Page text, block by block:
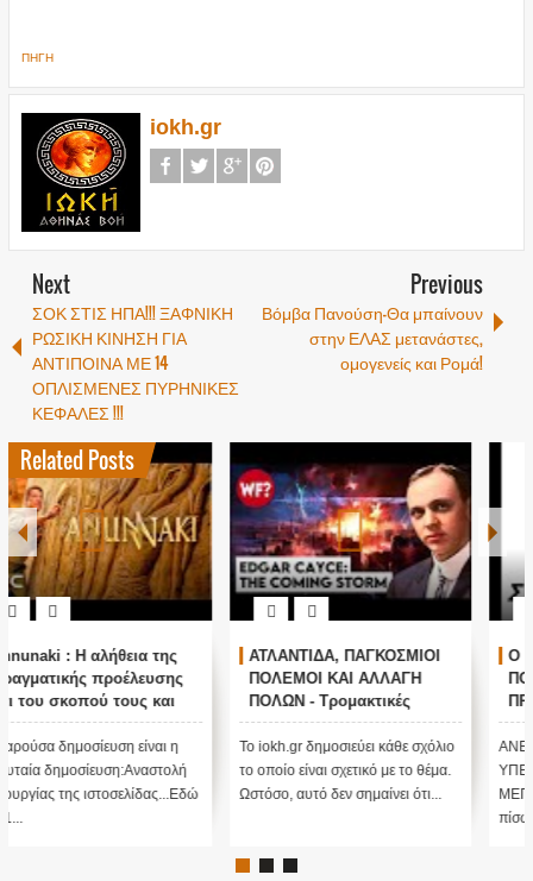
ΠΗΓΗ
iokh.gr
Next
ΣΟΚ ΣΤΙΣ ΗΠΑ!!! ΞΑΦΝΙΚΗ
ΡΩΣΙΚΗ ΚΙΝΗΣΗ ΓΙΑ
ΑΝΤΙΠΟΙΝΑ ΜΕ 14
ΟΠΛΙΣΜΕΝΕΣ ΠΥΡΗΝΙΚΕΣ
ΚΕΦΑΛΕΣ !!!
Previous
Βόμβα Πανούση-Θα μπαίνουν
στην ΕΛΑΣ μετανάστες,
ομογενείς και Ρομά!
Related Posts
Ο ΟΜΗΡΟΣ ΠΙΣΤΕΥΕΙ ΣΤΟΝ
ΠΟΥΤΙΝ ; ΑΝΕΞΗΓΗΤΗ
ΠΡΟΠΑΓΑΝΔΑ ΥΠΕΡ ΤΟΥ
ΠΟΥΤΙΝ;
ΑΝΕΞΗΓΗΤΗ ΠΡΟΠΑΓΑΝΔΑ
ΥΠΕΡ ΤΟΥ ΠΟΥΤΙΝ; ΕΙΝΑΙ
ΜΕΓΑΛΗ ΠΑΓΙΔΑ; Τι κρύβεται
Τα είπε όλα με μιας ! Τους
άφησε όλους άφωνους
Το iokh.gr δημοσιεύει κάθε σχόλιο
το οποίο είναι σχετικό με το θέμα.
Ωστόσο, αυτό δεν σημαίνει ότι...